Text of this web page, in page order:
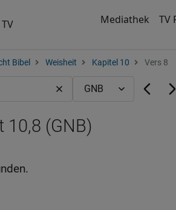
Mediathek TV
Bibel Weisheit Kapitel 10 Vers 8
10,8 (GNB)